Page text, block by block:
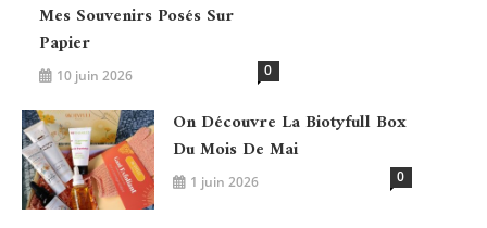
Mes Souvenirs Posés Sur
Papier
10 juin 2026 0
On Découvre La Biotyfull Box
Du Mois De Mai
1 juin 2026 0